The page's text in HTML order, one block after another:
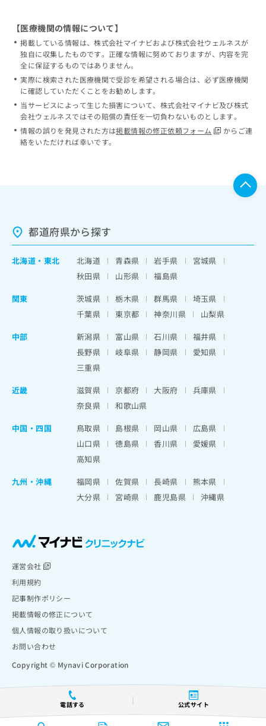
電話する 公式サイト
【医療機関の情報について】
掲載している情報は、株式会社マイナビおよび株式会社ウェルネスが
独自に収集したものです。正確な情報に努めておりますが、内容を完
全に保証するものではありません。
実際に検索された医療機関で受診を希望される場合は、必ず医療機関
に確認していただくことをお勧めします。
当サービスによって生じた損害について、株式会社マイナビ及び株式
会社ウェルネスではその賠償の責任を一切負わないものとします。
情報の誤りを発見された方は掲載情報の修正依頼フォーム
からご連
絡をいただければ幸いです。
都道府県から探す
北海道 ・ 東北 北海道 青森県 岩手県
宮城県
秋田県
山形県
福島県
関東
茨城県 栃木県 群馬県
埼玉県
千葉県
東京都 神奈川県
山梨県
中部
新潟県 富山県 石川県
福井県
長野県
岐阜県 静岡県
愛知県
三重県
近畿
滋賀県 京都府 大阪府
兵庫県
奈良県
和歌山県
中国・四国
鳥取県 島根県 岡山県
広島県
山口県
徳島県 香川県
愛媛県
高知県
九州・沖縄
福岡県 佐賀県 長崎県
熊本県
大分県
宮崎県 鹿児島県 沖縄県
運営会社
利用規約
記事制作ポリシー
掲載情報の修正について
個人情報の取り扱いについて
お問い合わせ
Copyright © Mynavi Corporation